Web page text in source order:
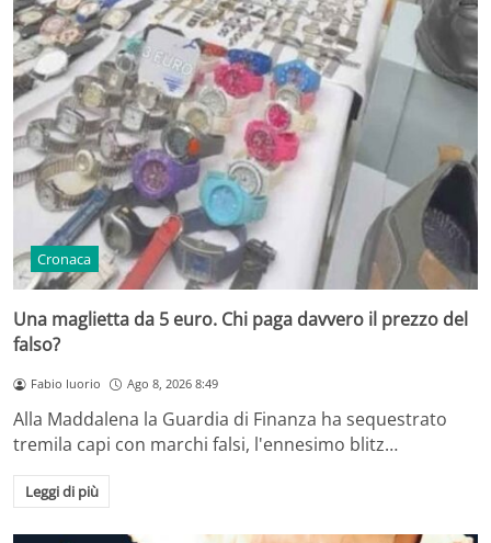
Cronaca
Una maglietta da 5 euro. Chi paga davvero il prezzo del
falso?
Fabio Iuorio Ago 8, 2026 8:49
Alla Maddalena la Guardia di Finanza ha sequestrato
tremila capi con marchi falsi, l'ennesimo blitz…
Leggi di più